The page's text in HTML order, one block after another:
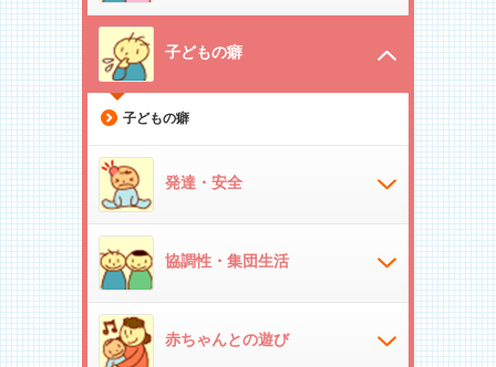
子どもの癖
子どもの癖
発達・安全
協調性・集団生活
赤ちゃんとの遊び